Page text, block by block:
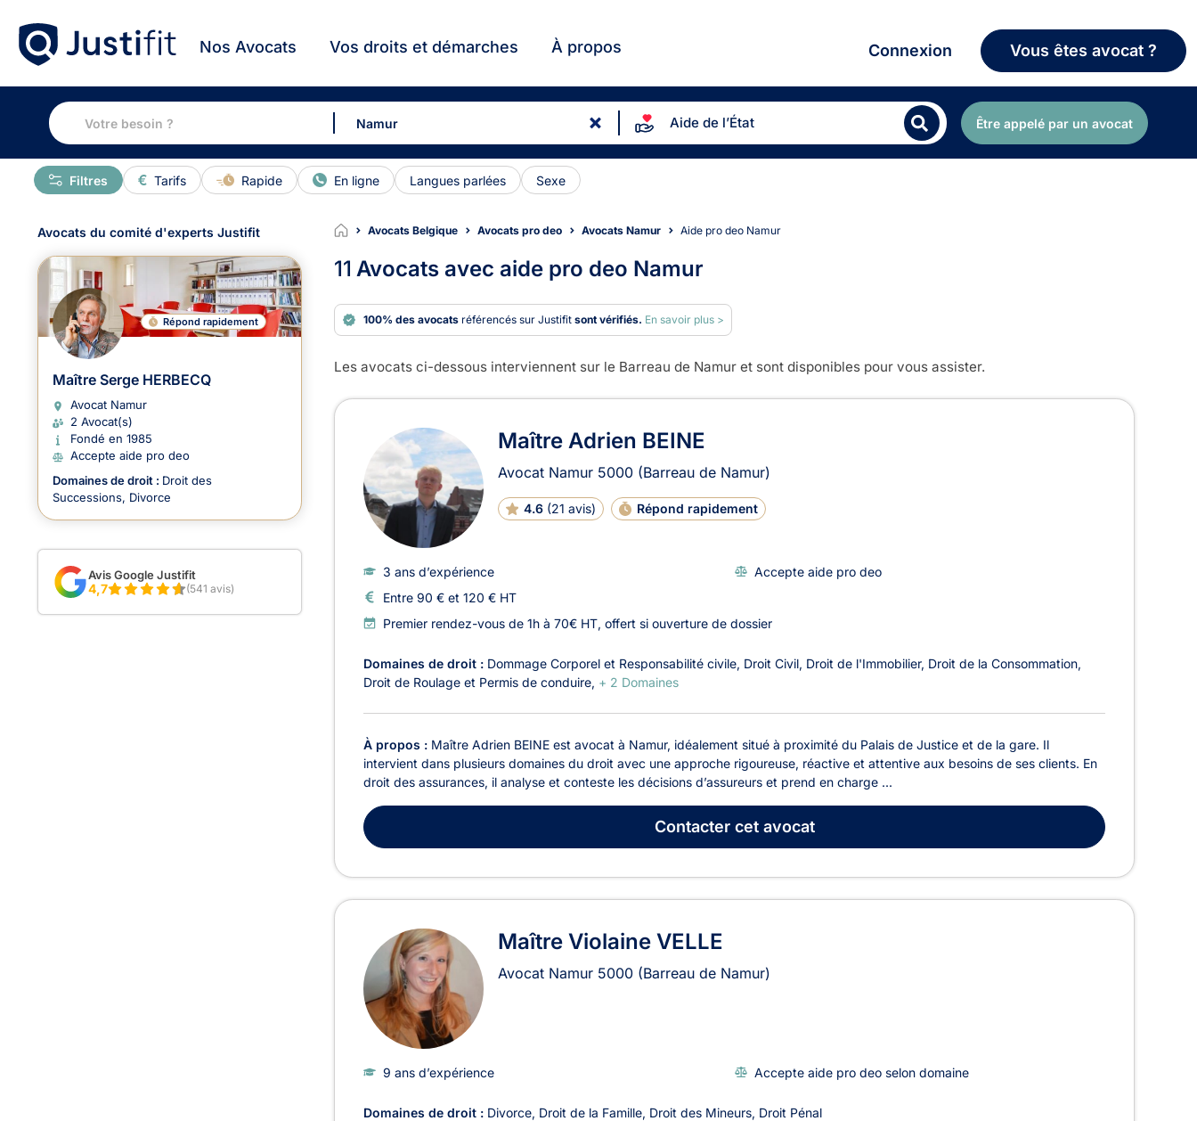
Nos Avocats Vos droits et démarches À propos Connexion Vous êtes avocat ?
Aide de l’État Être appelé par un avocat
Tarifs Rapide En ligne Langues parlées Sexe
Filtres
Avocats Belgique Avocats pro deo Avocats Namur Aide pro deo Namur
11 Avocats avec aide pro deo Namur
100% des avocats référencés sur Justifit sont vérifiés. En savoir plus >
Les avocats ci-dessous interviennent sur le Barreau de Namur et sont disponibles pour vous assister.
Avocats à Namur
Maître Adrien BEINE
Avocat Namur 5000 (Barreau de Namur)
4.6 (21 avis) Répond rapidement
3 ans d’expérience
Accepte aide pro deo
Entre 90 € et 120 € HT
Premier rendez-vous de 1h à 70€ HT, offert si ouverture de dossier
Domaines de droit : Dommage Corporel et Responsabilité civile Droit Civil Droit de l'Immobilier Droit de la Consommation
Droit de Roulage et Permis de conduire + 2 Domaines
À propos : Maître Adrien BEINE est avocat à Namur, idéalement situé à proximité du Palais de Justice et de la gare. Il
intervient dans plusieurs domaines du droit avec une approche rigoureuse, réactive et attentive aux besoins de ses clients. En
droit des assurances, il analyse et conteste les décisions d’assureurs et prend en charge ...
Contactercet avocat
Maître Violaine VELLE
Avocat Namur 5000 (Barreau de Namur)
9 ans d’expérience Accepte aide pro deo selon domaine
Domaines de droit : Divorce Droit de la Famille Droit des Mineurs Droit Pénal
Avocats du comité d'experts Justifit
Répond rapidement
Maître Serge HERBECQ
Avocat Namur
2 Avocat(s)
Fondé en 1985
Accepte aide pro deo
Domaines de droit : Droit des
Successions Divorce
Avis Google Justifit
4,7 (541 avis)